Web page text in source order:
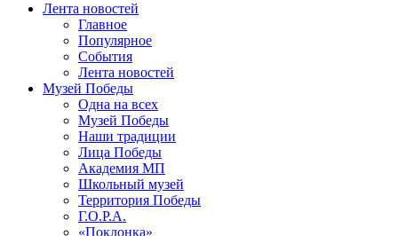
Лента новостей
Главное
Популярное
События
Лента новостей
Музей Победы
Одна на всех
Музей Победы
Наши традиции
Лица Победы
Академия МП
Школьный музей
Территория Победы
Г.О.Р.А.
«Поклонка»